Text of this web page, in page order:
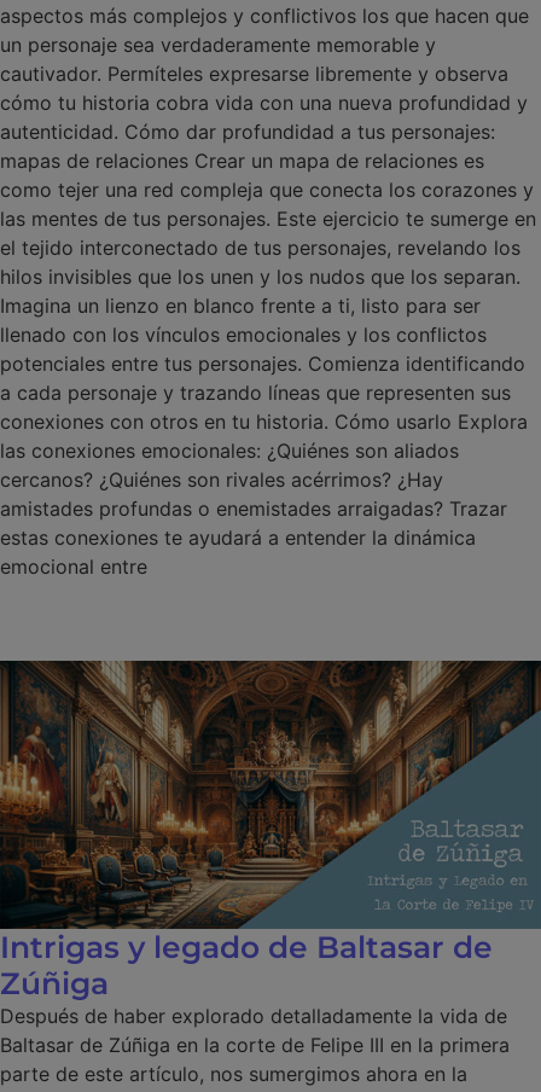
aspectos más complejos y conflictivos los que hacen que
un personaje sea verdaderamente memorable y
cautivador. Permíteles expresarse libremente y observa
cómo tu historia cobra vida con una nueva profundidad y
autenticidad. Cómo dar profundidad a tus personajes:
mapas de relaciones Crear un mapa de relaciones es
como tejer una red compleja que conecta los corazones y
las mentes de tus personajes. Este ejercicio te sumerge en
el tejido interconectado de tus personajes, revelando los
hilos invisibles que los unen y los nudos que los separan.
Imagina un lienzo en blanco frente a ti, listo para ser
llenado con los vínculos emocionales y los conflictos
potenciales entre tus personajes. Comienza identificando
a cada personaje y trazando líneas que representen sus
conexiones con otros en tu historia. Cómo usarlo Explora
las conexiones emocionales: ¿Quiénes son aliados
cercanos? ¿Quiénes son rivales acérrimos? ¿Hay
amistades profundas o enemistades arraigadas? Trazar
estas conexiones te ayudará a entender la dinámica
emocional entre
Intrigas y legado de Baltasar de
Zúñiga
Después de haber explorado detalladamente la vida de
Baltasar de Zúñiga en la corte de Felipe III en la primera
parte de este artículo, nos sumergimos ahora en la